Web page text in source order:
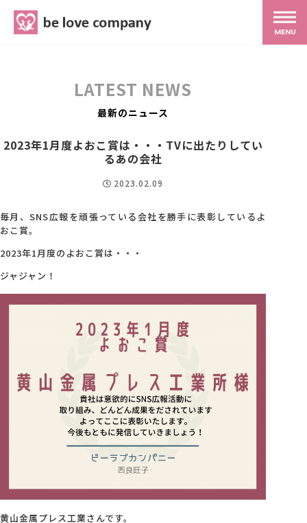
MENU
スタッフ紹介
最新ブログ
アクセス
LATEST NEWS
最新のニュース
2023年1月度よおこ賞は・・・TVに出たりしてい
るあの会社
2023.02.09
毎月、SNS広報を頑張っている会社を勝手に表彰しているよ
おこ賞。
2023年1月度のよおこ賞は・・・
ジャジャン！
黄山金属プレス工業さんです。